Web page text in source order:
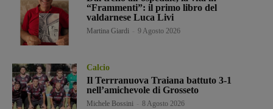
“Frammenti”: il primo libro del
valdarnese Luca Livi
Martina Giardi 9 Agosto 2026
Calcio
Il Terrranuova Traiana battuto 3-1
nell’amichevole di Grosseto
Michele Bossini 8 Agosto 2026